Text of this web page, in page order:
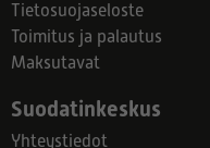
Tietosuojaseloste
Toimitus ja palautus
Maksutavat
Suodatinkeskus
Yhteystiedot